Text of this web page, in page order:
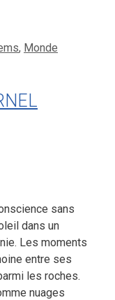
, Monde
sans
dans un
Les moments
entre ses
les roches.
nuages